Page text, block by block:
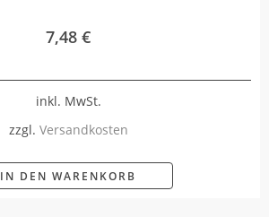
7,48 €
inkl. MwSt.
zzgl. Versandkosten
IN DEN WARENKORB